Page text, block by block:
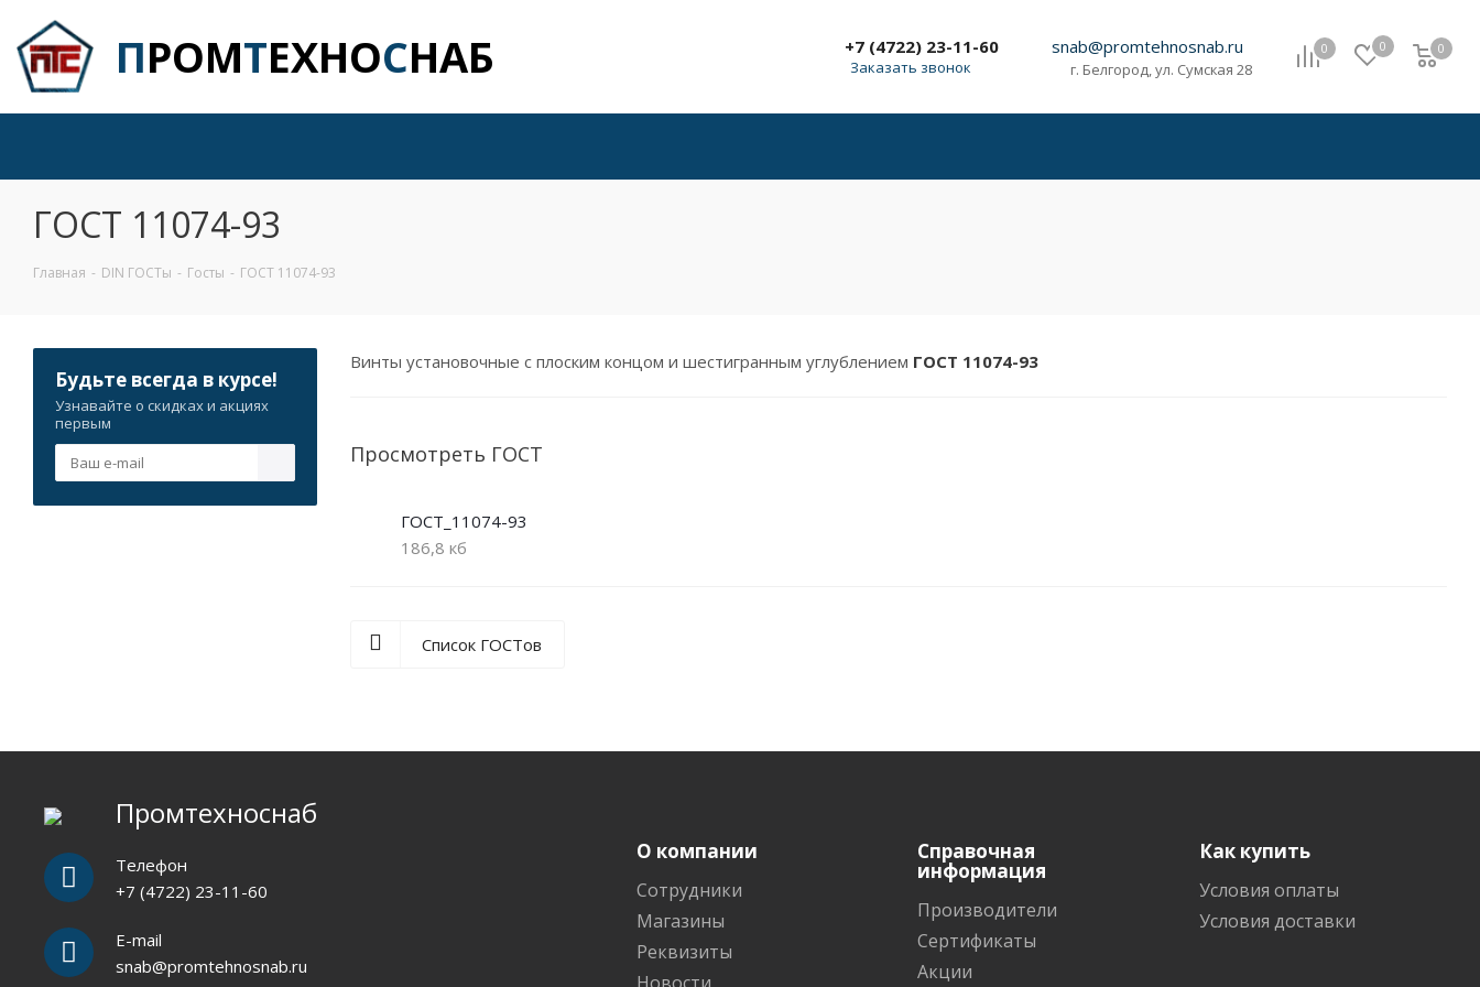
ПРОМТЕХНОСНАБ 0 0 0
0
snab@promtehnosnab.ru
г. Белгород, ул. Сумская 28
+7 (4722) 23-11-60
Заказать звонок
ГОСТ 11074-93
Главная - DIN ГОСТы - Госты - ГОСТ 11074-93
Винты установочные с плоским концом и шестигранным углублением ГОСТ 11074-93
Просмотреть ГОСТ
ГОСТ_11074-93
186,8 кб
Список ГОСТов
Будьте всегда в курсе!
Узнавайте о скидках и акциях
первым
Промтехноснаб
Телефон
+7 (4722) 23-11-60
E-mail
snab@promtehnosnab.ru
О компании
Сотрудники
Магазины
Реквизиты
Справочная
информация
Производители
Сертификаты
Акции
Как купить
Условия оплаты
Условия доставки